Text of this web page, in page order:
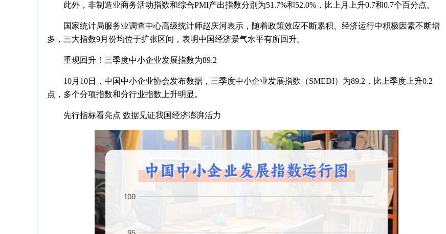
此外，非制造业商务活动指数和综合PMI产出指数分别为51.7%和52.0%，比上月上升0.7和0.7个百分点。
国家统计局服务业调查中心高级统计师赵庆河表示，随着政策效应不断累积、经济运行中积极因素不断增
多，三大指数9月份均位于扩张区间，表明中国经济景气水平有所回升。
重现回升！三季度中小企业发展指数为89.2
10月10日，中国中小企业协会发布数据，三季度中小企业发展指数（SMEDI）为89.2，比上季度上升0.2
点，多个分项指数和分行业指数上升明显。
先行指标看亮点 数据见证我国经济澎湃活力